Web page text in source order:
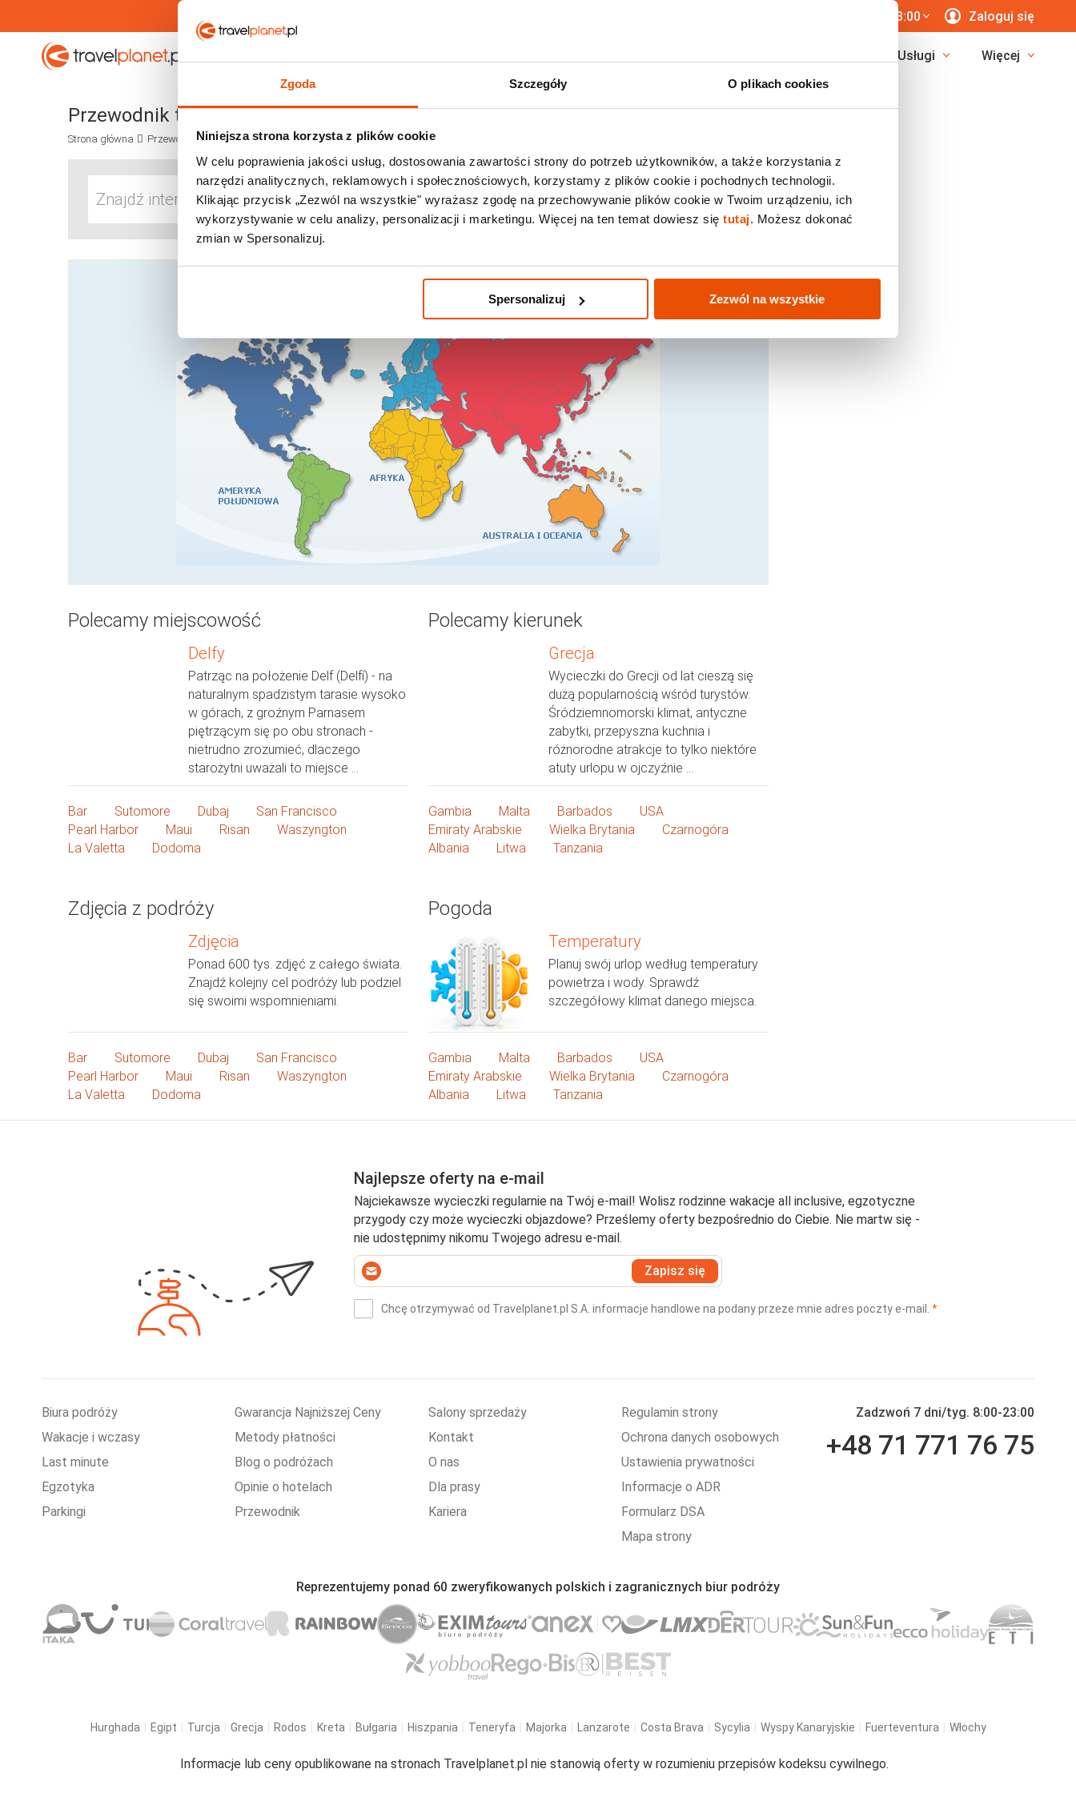
Zgoda Szczegóły O plikach cookies
Niniejsza strona korzysta z plików cookie
W celu poprawienia jakości usług, dostosowania zawartości strony do potrzeb użytkowników, a także korzystania z
narzędzi analitycznych, reklamowych i społecznościowych, korzystamy z plików cookie i pochodnych technologii.
Klikając przycisk „Zezwól na wszystkie" wyrażasz zgodę na przechowywanie plików cookie w Twoim urządzeniu, ich
wykorzystywanie w celu analizy, personalizacji i marketingu. Więcej na ten temat dowiesz się tutaj. Możesz dokonać
zmian w Spersonalizuj.
Spersonalizuj Zezwól na wszystkie
Travelplanet.pl
7 dni/tyg. 8:00-23:00 Zaloguj się
Usługi Więcej
Przewodnik turystyczny po świecie
Strona główna Przewodnik
Szukaj
Polecamy miejscowość
Delfy
Patrząc na położenie Delf (Delfí) - na
naturalnym spadzistym tarasie wysoko
w górach, z groźnym Parnasem
piętrzącym się po obu stronach -
nietrudno zrozumieć, dlaczego
starożytni uważali to miejsce ...
Bar Sutomore Dubaj
San Francisco
Pearl Harbor
Maui Risan
Waszyngton
La Valetta
Dodoma
Polecamy kierunek
Grecja
Wycieczki do Grecji od lat cieszą się
dużą popularnością wśród turystów.
Śródziemnomorski klimat, antyczne
zabytki, przepyszna kuchnia i
różnorodne atrakcje to tylko niektóre
atuty urlopu w ojczyźnie ...
Gambia Malta Barbados
USA
Emiraty Arabskie
Wielka Brytania
Czarnogóra
Albania
Litwa Tanzania
Zdjęcia z podróży
Zdjęcia
Ponad 600 tys. zdjęć z całego świata.
Znajdź kolejny cel podróży lub podziel
się swoimi wspomnieniami.
Bar Sutomore Dubaj
San Francisco
Pearl Harbor
Maui Risan
Waszyngton
La Valetta
Dodoma
Pogoda
Temperatury
Planuj swój urlop według temperatury
powietrza i wody. Sprawdź
szczegółowy klimat danego miejsca.
Gambia Malta Barbados
USA
Emiraty Arabskie
Wielka Brytania
Czarnogóra
Albania
Litwa Tanzania
Najlepsze oferty na e-mail
Najciekawsze wycieczki regularnie na Twój e-mail! Wolisz rodzinne wakacje all inclusive, egzotyczne
przygody czy może wycieczki objazdowe? Prześlemy oferty bezpośrednio do Ciebie. Nie martw się -
nie udostępnimy nikomu Twojego adresu e-mail.
Wprowadź
swój
Zapisz się
Chcę otrzymywać od Travelplanet.pl S.A. informacje handlowe na podany przeze mnie adres poczty e-mail. *(wymagane)
Biura podróży
Wakacje i wczasy
Last minute
Egzotyka
Parkingi
Gwarancja Najniższej Ceny
Metody płatności
Blog o podróżach
Opinie o hotelach
Przewodnik
Salony sprzedaży
Kontakt
O nas
Dla prasy
Kariera
Regulamin strony
Ochrona danych osobowych
Ustawienia prywatności
Informacje o ADR
Formularz DSA
Mapa strony
Zadzwoń 7 dni/tyg. 8:00-23:00
+48 71 771 76 75
Reprezentujemy ponad 60 zweryfikowanych polskich i zagranicznych biur podróży
Hurghada Egipt Turcja Grecja Rodos Kreta Bułgaria Hiszpania Teneryfa Majorka Lanzarote Costa Brava Sycylia Wyspy Kanaryjskie Fuerteventura Włochy
Informacje lub ceny opublikowane na stronach Travelplanet.pl nie stanowią oferty w rozumieniu przepisów kodeksu cywilnego.